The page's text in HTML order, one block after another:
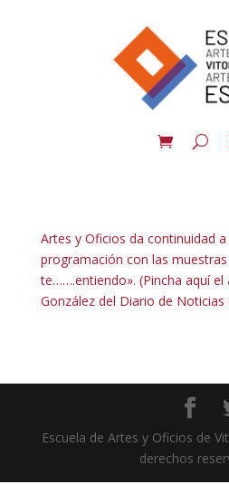
Artes y Oficios da continuidad
programación con las muestras
te…….entiendo». (Pincha aquí el
González del Diario de Noticias
Escuela de Artes y Oficios de
derechos